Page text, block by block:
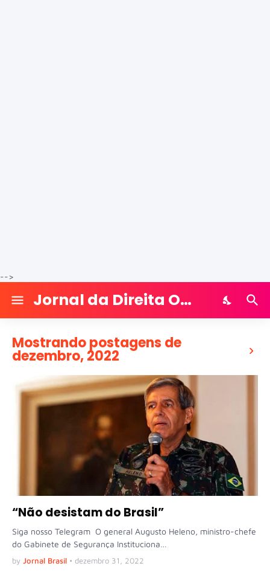
-->
Jornal da Direita Online
Mostrando postagens de
dezembro, 2022
“Não desistam do Brasil”
Siga nosso Telegram O general Augusto Heleno, ministro-chefe
do Gabinete de Segurança Instituciona…
by Jornal Brasil • dezembro 31, 2022